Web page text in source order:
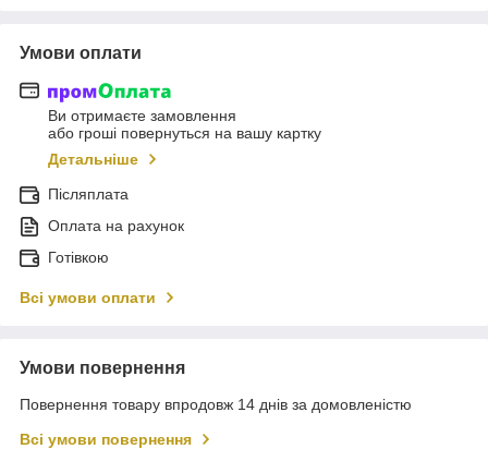
Умови оплати
Ви отримаєте замовлення
або гроші повернуться на вашу картку
Детальніше
Післяплата
Оплата на рахунок
Готівкою
Всі умови оплати
Умови повернення
Повернення товару впродовж 14 днів за домовленістю
Всі умови повернення